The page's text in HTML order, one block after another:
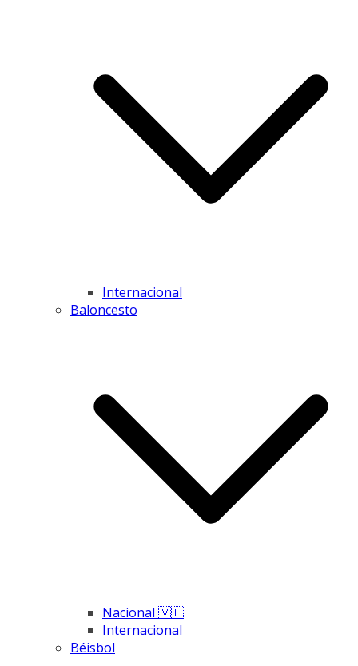
Internacional
Baloncesto
Nacional 🇻🇪
Internacional
Béisbol